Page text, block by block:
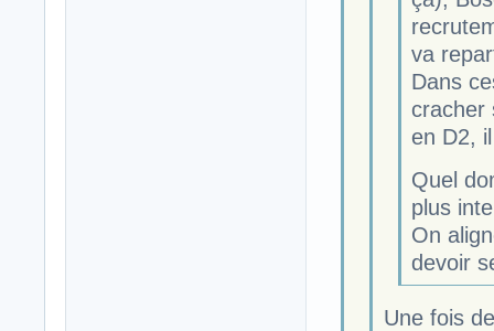
va
Dans
cracher
en D2,
Quel
plus
On
devoir
Une fois